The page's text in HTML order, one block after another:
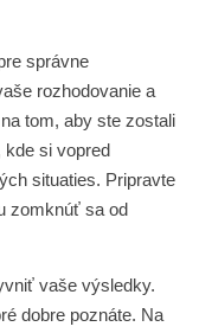
správne
rozhodovanie a
tom, aby ste zostali
kde si vopred
situaties. Pripravte
zomknúť sa od
vaše výsledky.
dobre poznáte. Na